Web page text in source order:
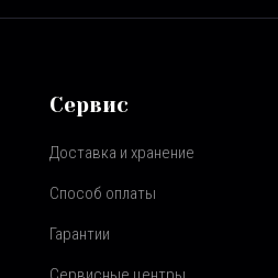
Сервис
Доставка и хранение
Способ оплаты
Гарантии